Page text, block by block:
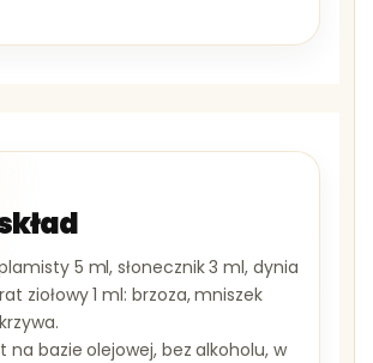
5 ml, słonecznik 3 ml, dynia
ziołowy 1 ml: brzoza, mniszek
na bazie olejowej, bez alkoholu, w